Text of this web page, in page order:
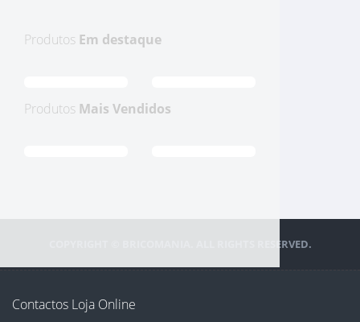
Produtos Em destaque
Produtos Mais Vendidos
COPYRIGHT © BRICOMANIA. ALL RIGHTS RESERVED.
Contactos Loja Online